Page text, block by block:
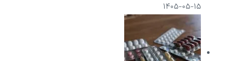
۱۴۰۵-۰۵-۱۵